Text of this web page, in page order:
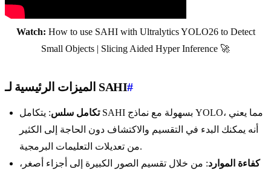
Watch: How to use SAHI with Ultralytics YOLO26 to Detect
Small Objects | Slicing Aided Hyper Inference 🚀
الميزات الرئيسية لـ SAHI#
تكامل سلس: يتكامل SAHI بسهولة مع نماذج YOLO، مما يعني
أنه يمكنك البدء في التقسيم والاكتشاف دون الحاجة إلى الكثير
من تعديلات التعليمات البرمجية.
كفاءة الموارد: من خلال تقسيم الصور الكبيرة إلى أجزاء أصغر،